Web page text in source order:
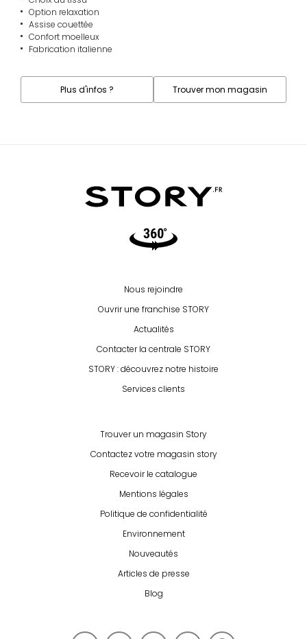
Option relaxation
Assise couettée
Confort moelleux
Fabrication italienne
Plus d'infos ? Trouver mon magasin
Video360
Nous rejoindre
Ouvrir une franchise STORY
Actualités
Contacter la centrale STORY
STORY : découvrez notre histoire
Services clients
Trouver un magasin Story
Contactez votre magasin story
Recevoir le catalogue
Mentions légales
Politique de confidentialité
Environnement
Nouveautés
Articles de presse
Blog